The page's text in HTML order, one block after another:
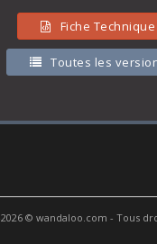
Fiche Technique
Toutes les
2026 © wandaloo.com - Tous